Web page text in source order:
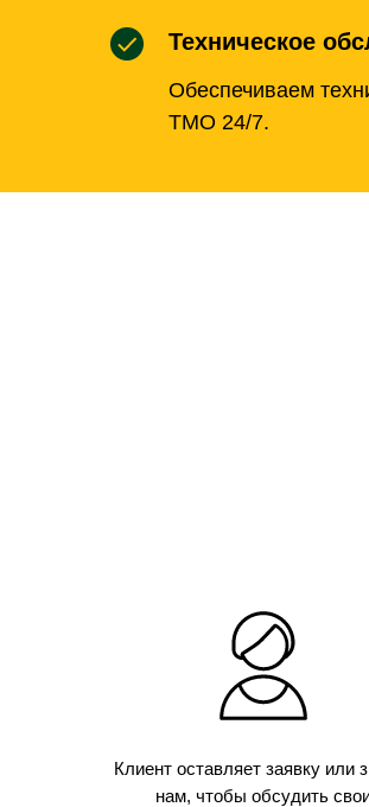
Техническое
Обеспечиваем
ТМО 24/7.
Клиент оставляет заявку или
нам, чтобы обсудить